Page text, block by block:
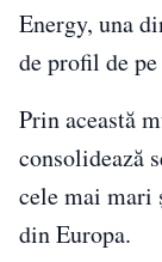
Energy, una
de profil de
Prin această
consolidează
cele mai mari
din Europa.